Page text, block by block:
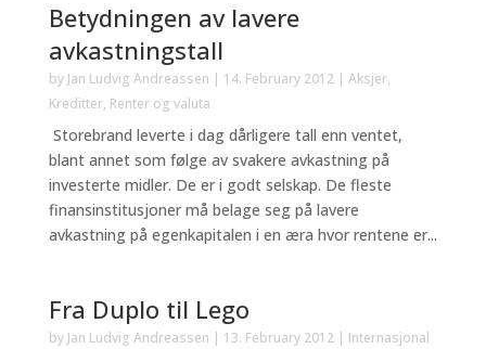
Betydningen av lavere
avkastningstall
by Jan Ludvig Andreassen | 14. February 2012| Aksjer,
Kreditter, Renter og valuta
Storebrand leverte i dag dårligere tall enn ventet,
blant annet som følge av svakere avkastning på
investerte midler. De er i godt selskap. De fleste
finansinstitusjoner må belage seg på lavere
avkastning på egenkapitalen i en æra hvor rentene er...
Fra Duplo til Lego
by Jan Ludvig Andreassen | 13. February 2012| Internasjonal